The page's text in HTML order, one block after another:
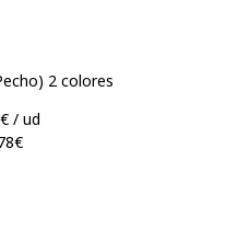
2 colores
/ ud